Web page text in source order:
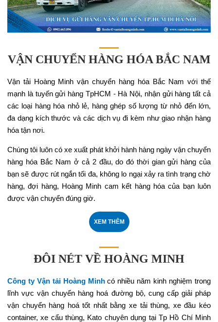
VẬN CHUYỂN HÀNG HÓA BẮC NAM
Vận tải Hoàng Minh vận chuyển hàng hóa Bắc Nam với thế
mạnh là tuyến gửi hàng TpHCM - Hà Nội, nhận gửi hàng tất cả
các loại hàng hóa nhỏ lẻ, hàng ghép số lượng từ nhỏ đến lớn,
đa dạng kích thước và các dịch vụ đi kèm như giao nhận hàng
hóa tận nơi.
Chúng tôi luôn có xe xuất phát khởi hành hàng ngày vận chuyển
hàng hóa Bắc Nam ở cả 2 đầu, do đó thời gian gửi hàng của
bạn sẽ được rút ngắn tối đa, không lo ngại xảy ra tình trạng chờ
hàng, đợi hàng, Hoàng Minh cam kết hàng hóa của bạn luôn
được vận chuyển đúng giờ.
XEM THÊM
ĐÔI NÉT VỀ HOÀNG MINH
Công ty Vận tải Hoàng Minhcó nhiều năm kinh nghiệm trong
lĩnh vực vận chuyển hàng hoá đường bộ, cung cấp giải pháp
vận chuyển hàng hoá tốt nhất bằng xe tải thùng, xe đầu kéo
container, xe cẩu thùng, Kato chuyên dụng tại Tp Hồ Chí Minh